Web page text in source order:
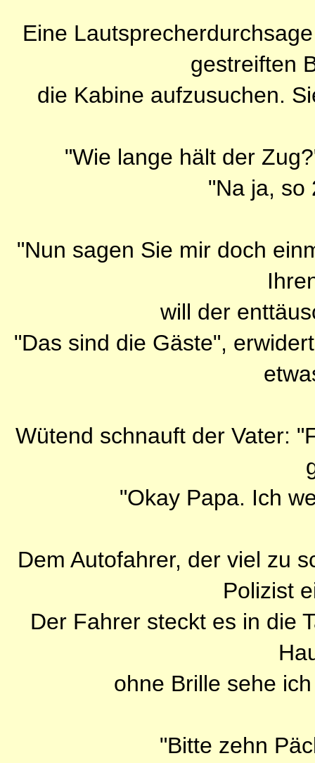
Eine
gestreiften
die Kabine aufzusuchen.
"Wie lange hält der
"Na ja, so
"Nun sagen Sie mir doch
will der
"Das sind die Gäste",
Wütend schnauft der Vater:
"Okay Papa. Ich
Dem Autofahrer, der viel zu
Polizist
Der Fahrer steckt es in die
ohne Brille sehe
"Bitte zehn